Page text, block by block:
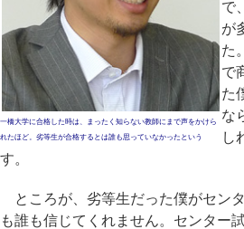
一橋大学に合格した時は、まったく知らない教師にまで声をかけら
れたほど。劣等生が合格するとは誰も思っていなかったという
で
が
た
で
た
な
し
す。
ところが、劣等生だった僕がセン
も誰も信じてくれません。センター